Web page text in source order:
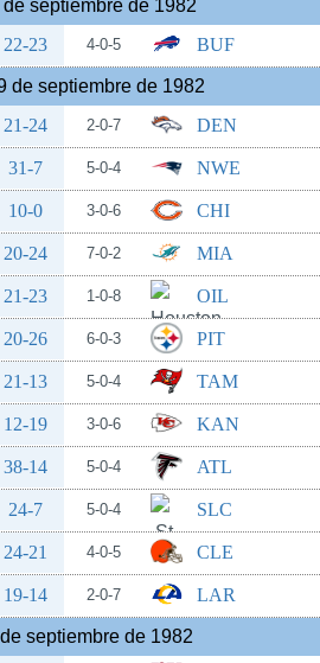
septiembre de 1982
22-23 4-0-5 BUF
de septiembre de 1982
21-24 2-0-7 DEN
31-7 5-0-4 NWE
10-0 3-0-6 CHI
20-24 7-0-2 MIA
21-23 1-0-8 OIL
20-26 6-0-3 PIT
21-13 5-0-4 TAM
12-19 3-0-6 KAN
38-14 5-0-4 ATL
24-7 5-0-4 SLC
24-21 4-0-5 CLE
19-14 2-0-7 LAR
septiembre de 1982